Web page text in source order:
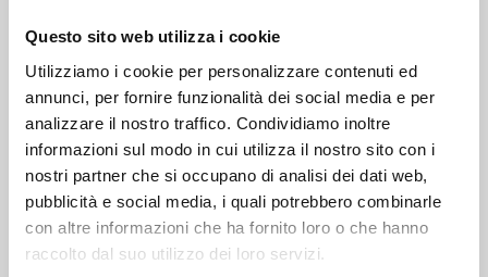
Questo sito web utilizza i cookie
Utilizziamo i cookie per personalizzare contenuti ed
annunci, per fornire funzionalità dei social media e per
analizzare il nostro traffico. Condividiamo inoltre
informazioni sul modo in cui utilizza il nostro sito con i
nostri partner che si occupano di analisi dei dati web,
pubblicità e social media, i quali potrebbero combinarle
con altre informazioni che ha fornito loro o che hanno
raccolto dal suo utilizzo dei loro servizi.